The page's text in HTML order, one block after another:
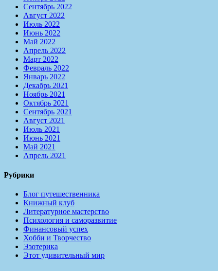
Сентябрь 2022
Август 2022
Июль 2022
Июнь 2022
Май 2022
Апрель 2022
Март 2022
Февраль 2022
Январь 2022
Декабрь 2021
Ноябрь 2021
Октябрь 2021
Сентябрь 2021
Август 2021
Июль 2021
Июнь 2021
Май 2021
Апрель 2021
Рубрики
Блог путешественника
Книжный клуб
Литературное мастерство
Психология и саморазвитие
Финансовый успех
Хобби и Творчество
Эзотерика
Этот удивительный мир